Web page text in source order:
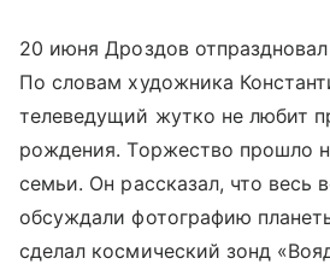
20 июня Дроздов
По словам художника
телеведущий жутко не любит
рождения. Торжество прошло
семьи. Он рассказал, что весь
обсуждали фотографию
сделал космический зонд